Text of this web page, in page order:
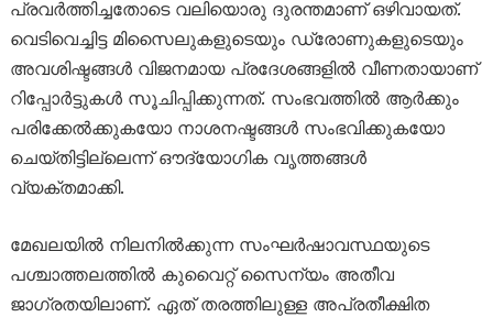
പ്രവർത്തിച്ചതോടെ വലിയൊരു ദുരന്തമാണ് ഒഴിവായത്.
വെടിവെച്ചിട്ട മിസൈലുകളുടെയും ഡ്രോണുകളുടെയും
അവശിഷ്ടങ്ങൾ വിജനമായ പ്രദേശങ്ങളിൽ വീണതായാണ്
റിപ്പോർട്ടുകൾ സൂചിപ്പിക്കുന്നത്. സംഭവത്തിൽ ആർക്കും
പരിക്കേൽക്കുകയോ നാശനഷ്ടങ്ങൾ സംഭവിക്കുകയോ
ചെയ്തിട്ടില്ലെന്ന് ഔദ്യോഗിക വൃത്തങ്ങൾ
വ്യക്തമാക്കി.
മേഖലയിൽ നിലനിൽക്കുന്ന സംഘർഷാവസ്ഥയുടെ
പശ്ചാത്തലത്തിൽ കുവൈറ്റ് സൈന്യം അതീവ
ജാഗ്രതയിലാണ്. ഏത് തരത്തിലുള്ള അപ്രതീക്ഷിത